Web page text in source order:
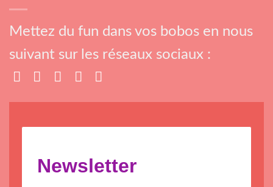
Mettez du fun dans vos bobos en nous
suivant sur les réseaux sociaux :